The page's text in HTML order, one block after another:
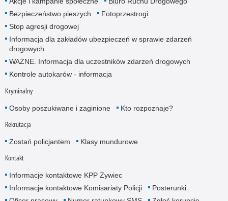
Bezpieczeństwo pieszych
Fotoprzestrogi
Stop agresji drogowej
Informacja dla zakładów ubezpieczeń w sprawie zdarzeń
drogowych
WAŻNE. Informacja dla uczestników zdarzeń drogowych
Kontrole autokarów - informacja
Kryminalny
Osoby poszukiwane i zaginione Kto rozpoznaje?
Rekrutacja
Zostań policjantem Klasy mundurowe
Kontakt
Informacje kontaktowe KPP Żywiec
Informacje kontaktowe Komisariaty Policji
Posterunki